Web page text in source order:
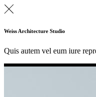
Weiss Architecture Studio
Quis autem vel eum iure